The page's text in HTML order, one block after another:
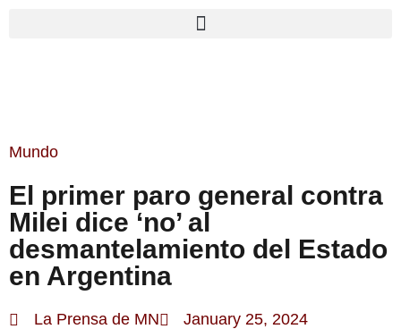
Mundo
El primer paro general contra
Milei dice ‘no’ al
desmantelamiento del Estado
en Argentina
La Prensa de MN January 25, 2024